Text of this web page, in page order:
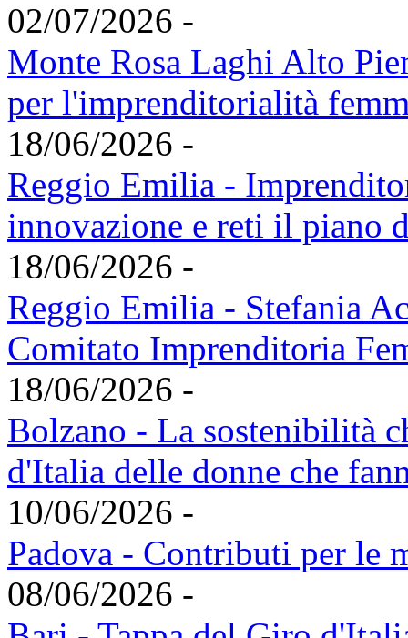
02/07/2026 -
Monte Rosa Laghi Alto
per l'imprenditorialità
18/06/2026 -
Reggio Emilia -
innovazione e reti il piano
18/06/2026 -
Reggio Emilia - Stefania
Comitato Imprenditoria
18/06/2026 -
Bolzano - La sostenibilità
d'Italia delle donne che
10/06/2026 -
Padova - Contributi per le
08/06/2026 -